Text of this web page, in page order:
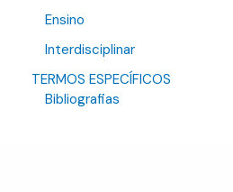
Ensino
Interdisciplinar
TERMOS ESPECÍFICOS
Bibliografias